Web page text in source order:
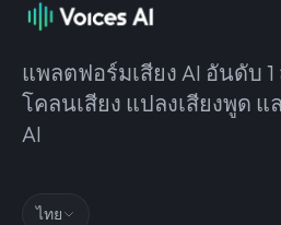
แพลตฟอร์มเสียง AI อันดับ 1
โคลนเสียง แปลงเสียงพูด แ
AI
ไทย